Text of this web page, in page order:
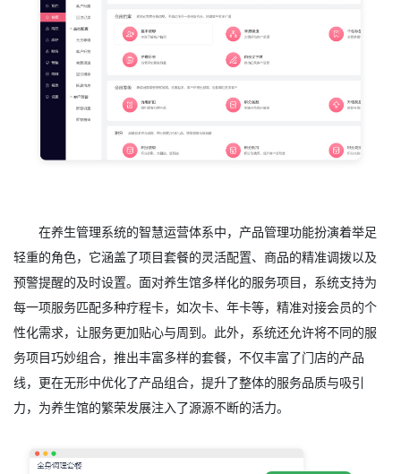
在养生管理系统的智慧运营体系中，产品管理功能扮演着举足
轻重的角色，它涵盖了项目套餐的灵活配置、商品的精准调拨以及
预警提醒的及时设置。面对养生馆多样化的服务项目，系统支持为
每一项服务匹配多种疗程卡，如次卡、年卡等，精准对接会员的个
性化需求，让服务更加贴心与周到。此外，系统还允许将不同的服
务项目巧妙组合，推出丰富多样的套餐，不仅丰富了门店的产品
线，更在无形中优化了产品组合，提升了整体的服务品质与吸引
力，为养生馆的繁荣发展注入了源源不断的活力。